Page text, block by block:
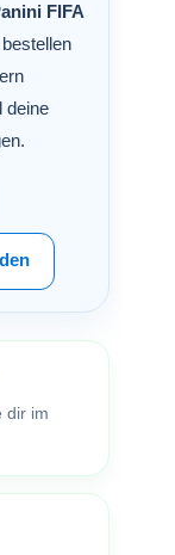
FIFA
bestellen
deine
dir im